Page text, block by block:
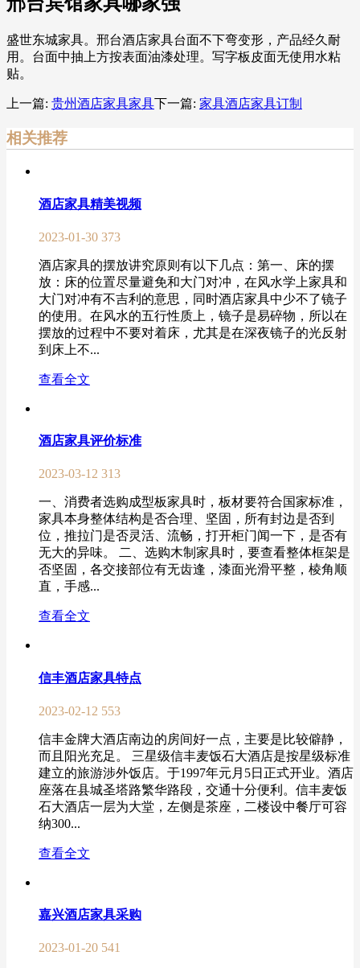
盛世东城家具。邢台酒店家具台面不下弯变形，产品经久耐
用。台面中抽上方按表面油漆处理。写字板皮面无使用水粘
贴。
上一篇: 贵州酒店家具家具下一篇: 家具酒店家具订制
相关推荐
酒店家具精美视频
2023-01-30 373
酒店家具的摆放讲究原则有以下几点：第一、床的摆
放：床的位置尽量避免和大门对冲，在风水学上家具和
大门对冲有不吉利的意思，同时酒店家具中少不了镜子
的使用。在风水的五行性质上，镜子是易碎物，所以在
摆放的过程中不要对着床，尤其是在深夜镜子的光反射
到床上不...
查看全文
酒店家具评价标准
2023-03-12 313
一、消费者选购成型板家具时，板材要符合国家标准，
家具本身整体结构是否合理、坚固，所有封边是否到
位，推拉门是否灵活、流畅，打开柜门闻一下，是否有
无大的异味。 二、选购木制家具时，要查看整体框架是
否坚固，各交接部位有无齿逢，漆面光滑平整，棱角顺
直，手感...
查看全文
信丰酒店家具特点
2023-02-12 553
信丰金牌大酒店南边的房间好一点，主要是比较僻静，
而且阳光充足。 三星级信丰麦饭石大酒店是按星级标准
建立的旅游涉外饭店。于1997年元月5日正式开业。酒店
座落在县城圣塔路繁华路段，交通十分便利。信丰麦饭
石大酒店一层为大堂，左侧是茶座，二楼设中餐厅可容
纳300...
查看全文
嘉兴酒店家具采购
2023-01-20 541